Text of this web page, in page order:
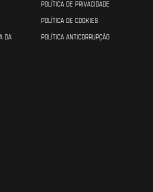
POLÍTICA DE PRIVACIDADE
POLÍTICA DE COOKIES
DA
POLÍTICA ANTICORRUPÇÃO